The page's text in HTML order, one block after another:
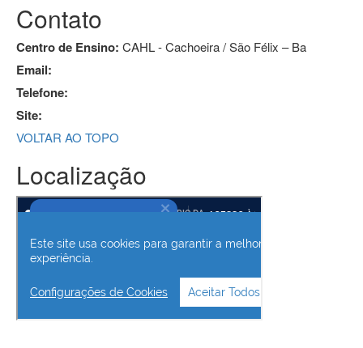
Contato
Centro de Ensino: CAHL - Cachoeira / São Félix – Ba
Email:
Telefone:
Site:
VOLTAR AO TOPO
Localização